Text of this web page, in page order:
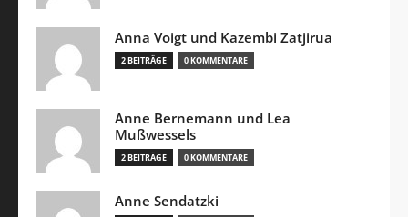
Anna Voigt und Kazembi Zatjirua
2 BEITRÄGE 0 KOMMENTARE
Anne Bernemann und Lea
Mußwessels
2 BEITRÄGE 0 KOMMENTARE
Anne Sendatzki